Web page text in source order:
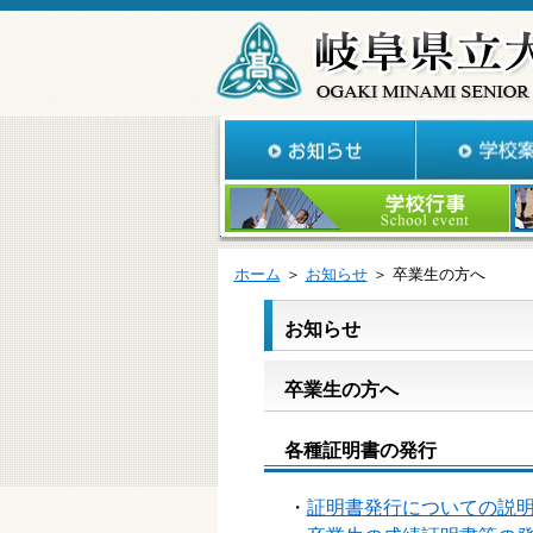
ホーム ＞ お知らせ＞ 卒業生の方へ
お知らせ
卒業生の方へ
各種証明書の発行
・ 証明書発行についての説